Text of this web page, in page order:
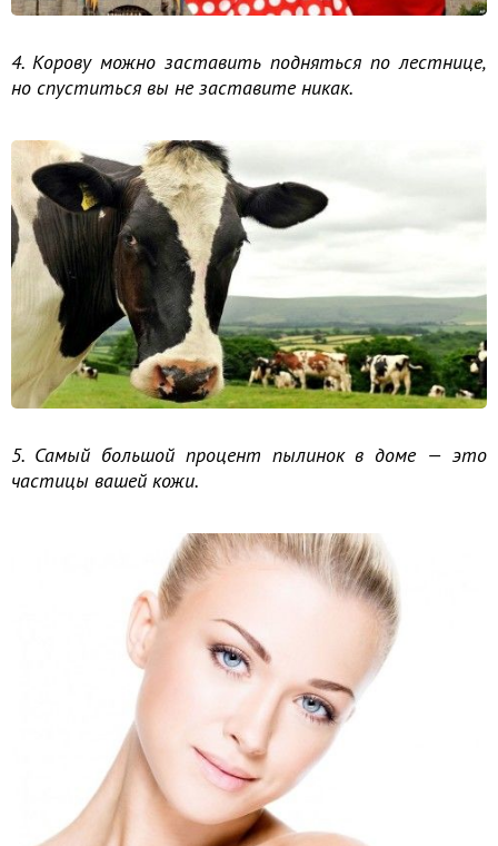
4. Корову можно заставить подняться по лестнице,
но спуститься вы не заставите никак.
5. Самый большой процент пылинок в доме — это
частицы вашей кожи.